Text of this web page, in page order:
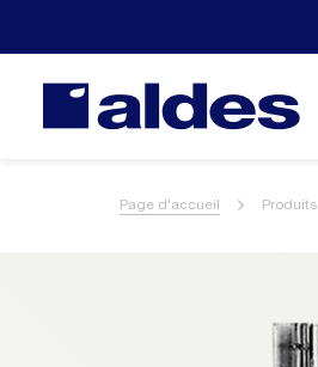
Page d'accueil Produits